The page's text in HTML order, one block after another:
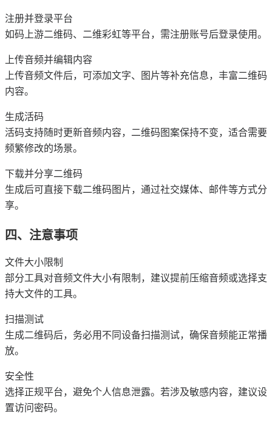
注册并登录平台
如码上游二维码、二维彩虹等平台，需注册账号后登录使用。
上传音频并编辑内容
上传音频文件后，可添加文字、图片等补充信息，丰富二维码
内容。
生成活码
活码支持随时更新音频内容，二维码图案保持不变，适合需要
频繁修改的场景。
下载并分享二维码
生成后可直接下载二维码图片，通过社交媒体、邮件等方式分
享。
四、注意事项
文件大小限制
部分工具对音频文件大小有限制，建议提前压缩音频或选择支
持大文件的工具。
扫描测试
生成二维码后，务必用不同设备扫描测试，确保音频能正常播
放。
安全性
选择正规平台，避免个人信息泄露。若涉及敏感内容，建议设
置访问密码。